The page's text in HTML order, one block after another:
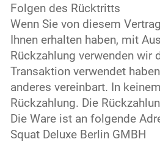
Folgen des Rücktritts
Wenn Sie von diesem
Ihnen erhalten haben, mit
Rückzahlung verwenden
Transaktion verwendet
anderes vereinbart. In
Rückzahlung. Die
Die Ware ist an folgende
Squat Deluxe Berlin GMBH